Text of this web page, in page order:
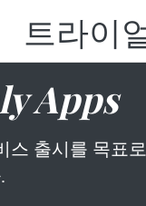
트라이
Apps
스 출시를 목표